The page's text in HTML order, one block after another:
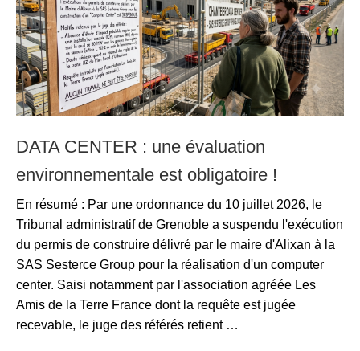
DATA CENTER : une évaluation
environnementale est obligatoire !
En résumé : Par une ordonnance du 10 juillet 2026, le
Tribunal administratif de Grenoble a suspendu l'exécution
du permis de construire délivré par le maire d'Alixan à la
SAS Sesterce Group pour la réalisation d'un computer
center. Saisi notamment par l'association agréée Les
Amis de la Terre France dont la requête est jugée
recevable, le juge des référés retient …